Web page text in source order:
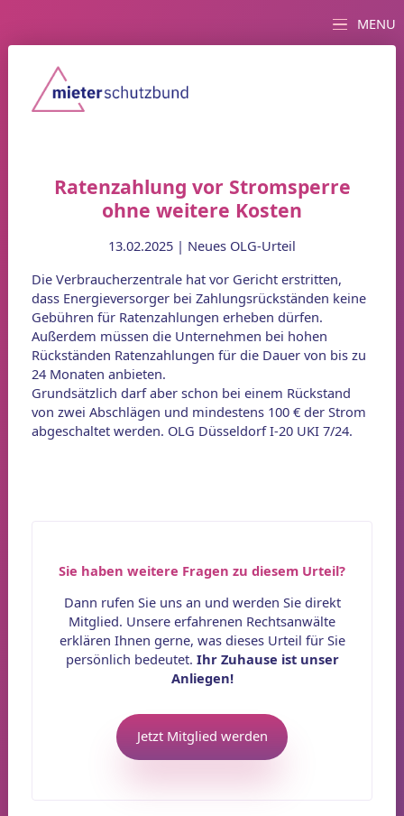
MENU
Ratenzahlung vor Stromsperre
ohne weitere Kosten
13.02.2025 | Neues OLG-Urteil
Die Verbraucherzentrale hat vor Gericht erstritten,
dass Energieversorger bei Zahlungsrückständen keine
Gebühren für Ratenzahlungen erheben dürfen.
Außerdem müssen die Unternehmen bei hohen
Rückständen Ratenzahlungen für die Dauer von bis zu
24 Monaten anbieten.
Grundsätzlich darf aber schon bei einem Rückstand
von zwei Abschlägen und mindestens 100 € der Strom
abgeschaltet werden. OLG Düsseldorf I-20 UKI 7/24.
Sie haben weitere Fragen zu diesem Urteil?
Dann rufen Sie uns an und werden Sie direkt
Mitglied. Unsere erfahrenen Rechtsanwälte
erklären Ihnen gerne, was dieses Urteil für Sie
persönlich bedeutet. Ihr Zuhause ist unser
Anliegen!
Jetzt Mitglied werden